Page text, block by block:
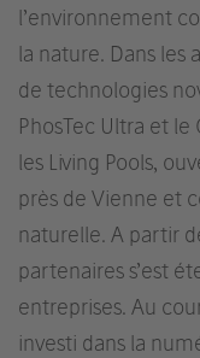
l’environnement
la nature. Dans les
de technologies
PhosTec Ultra et
les Living Pools,
près de Vienne et
naturelle. A partir
partenaires s’est
entreprises. Au
investi dans la